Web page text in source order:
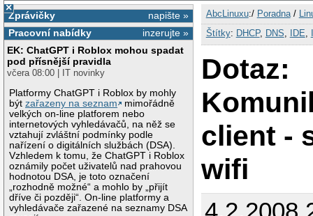
×
napište »
Zprávičky
inzerujte »
Pracovní nabídky
EK: ChatGPT i Roblox mohou spadat
pod přísnější pravidla
včera 08:00 | IT novinky
Platformy ChatGPT i Roblox by mohly
býtzařazeny na seznam
mimořádně
velkých on-line platforem nebo
internetových vyhledávačů, na něž se
vztahují zvláštní podmínky podle
nařízení o digitálních službách (DSA).
Vzhledem k tomu, že ChatGPT i Roblox
oznámily počet uživatelů nad prahovou
hodnotou DSA, je toto označení
„rozhodně možné“ a mohlo by „přijít
dříve či později“. On-line platformy a
vyhledávače zařazené na seznamy DSA
AbcLinuxu:/ Poradna/
Štítky: DHCP, DNS IDE
Dotaz:
client -
wifi